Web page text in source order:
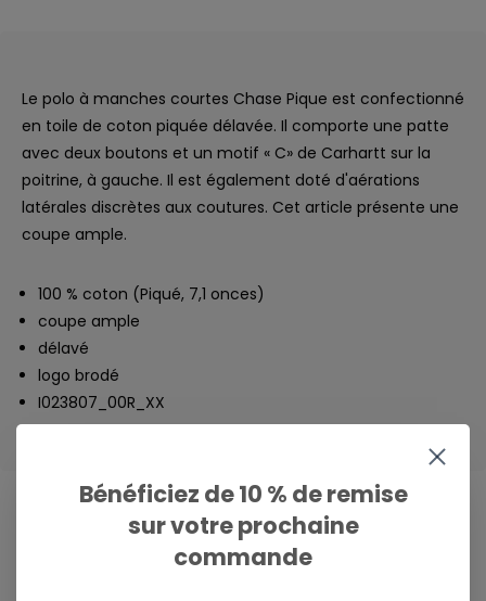
Le polo à manches courtes Chase Pique est confectionné
en toile de coton piquée délavée. Il comporte une patte
avec deux boutons et un motif « C» de Carhartt sur la
poitrine, à gauche. Il est également doté d'aérations
latérales discrètes aux coutures. Cet article présente une
coupe ample.
100 % coton (Piqué, 7,1 onces)
coupe ample
délavé
logo brodé
I023807_00R_XX
Bénéficiez de 10 % de remise
sur votre prochaine
commande